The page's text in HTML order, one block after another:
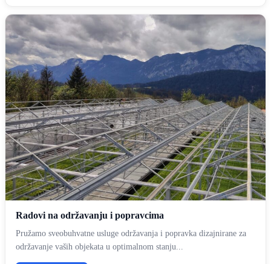
Radovi na održavanju i popravcima
Pružamo sveobuhvatne usluge održavanja i popravka dizajnirane za
održavanje vaših objekata u optimalnom stanju...